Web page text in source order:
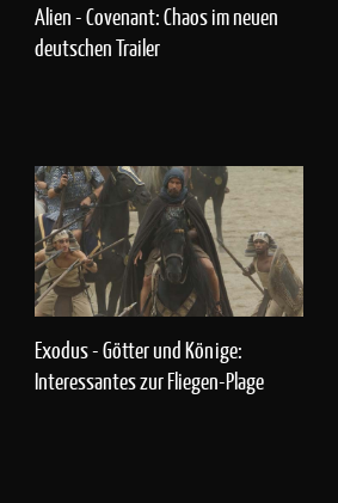
Alien - Covenant: Chaos im neuen
deutschen Trailer
Exodus - Götter und Könige:
Interessantes zur Fliegen-Plage